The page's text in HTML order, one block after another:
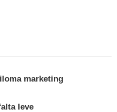
marketing
leve